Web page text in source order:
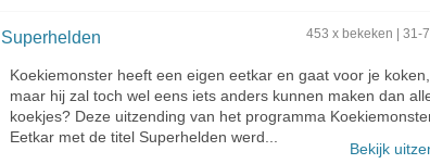
Superhelden 453 x bekeken | 31-
Koekiemonster heeft een eigen eetkar en gaat voor je koken,
maar hij zal toch wel eens iets anders kunnen maken dan
koekjes? Deze uitzending van het programma
Eetkar met de titel Superhelden werd...
Bekijk